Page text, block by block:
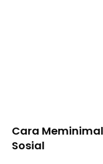
Cara
Sosial